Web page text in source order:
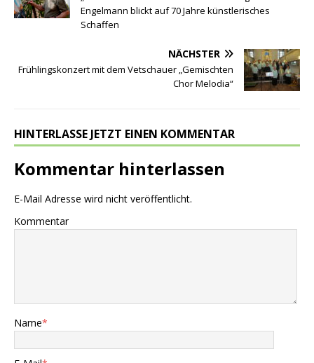
Engelmann blickt auf 70 Jahre künstlerisches
Schaffen
NÄCHSTER
Frühlingskonzert mit dem Vetschauer „Gemischten
Chor Melodia“
HINTERLASSE JETZT EINEN KOMMENTAR
Kommentar hinterlassen
E-Mail Adresse wird nicht veröffentlicht.
Kommentar
Name*